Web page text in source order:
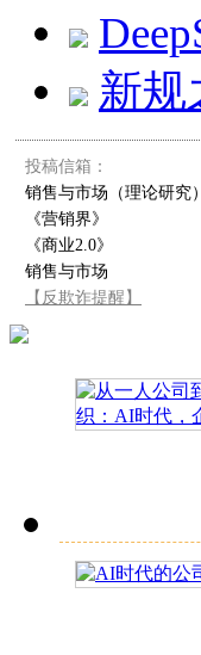
新规
投稿信箱：
销售与市场（理论研究）
《营销界》
《商业2.0》
销售与市场
【反欺诈提醒】